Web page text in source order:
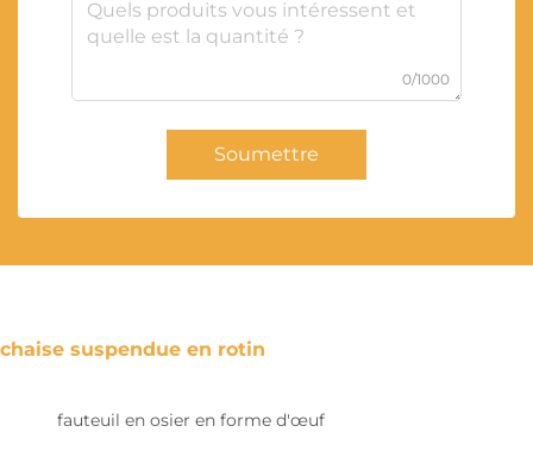
0/1000
Soumettre
chaise suspendue en rotin
fauteuil en osier en forme d'œuf